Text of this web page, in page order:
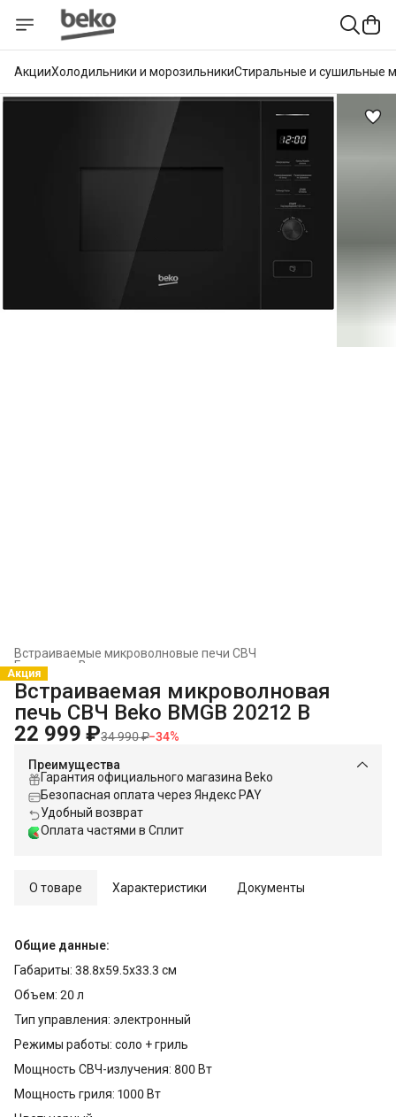
АкцииХолодильники и морозильникиСтиральные и сушильные
Встраиваемые микроволновые печи СВЧ
Встраиваемая техника
Главная
Акция
Встраиваемая микроволновая
печь СВЧ Beko BMGB 20212 B
22 999 ₽34 990 ₽−34%
Преимущества
Гарантия официального магазина Beko
Безопасная оплата через Яндекс PAY
Удобный возврат
Оплата частями в Сплит
О товаре Характеристики Документы
Общие данные:
Габариты: 38.8х59.5х33.3 см
Объем: 20 л
Тип управления: электронный
Режимы работы: соло + гриль
Мощность СВЧ-излучения: 800 Вт
Мощность гриля: 1000 Вт